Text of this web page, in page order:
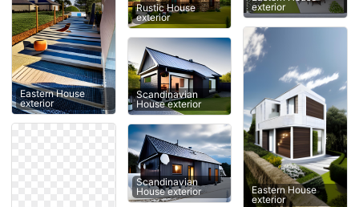
Eastern House
exterior
Rustic House
exterior
Scandinavian
House exterior
Scandinavian
House exterior
exterior
Eastern House
exterior